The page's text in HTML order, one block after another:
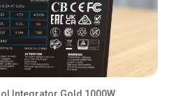
Integrator Gold 1000W